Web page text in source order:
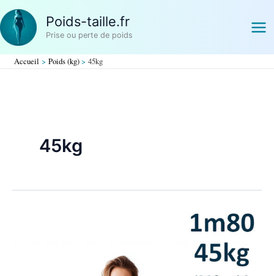
Aller
au
contenu
Poids-taille.fr
Prise ou perte de poids
Accueil Poids (kg) 45kg
45kg